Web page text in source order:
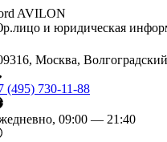
AVILON
и юридическая
Москва,
(495) 730-11-88
09:00 — 21:40